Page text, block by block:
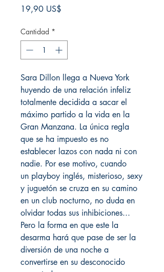
19,90 US$
Cantidad *
Sara Dillon llega a Nueva York
huyendo de una relación infeliz
totalmente decidida a sacar el
máximo partido a la vida en la
Gran Manzana. La única regla
que se ha impuesto es no
establecer lazos con nada ni con
nadie. Por ese motivo, cuando
un playboy inglés, misterioso, sexy
y juguetón se cruza en su camino
en un club nocturno, no duda en
olvidar todas sus inhibiciones...
Pero la forma en que este la
desarma hará que pase de ser la
diversión de una noche a
convertirse en su desconocido